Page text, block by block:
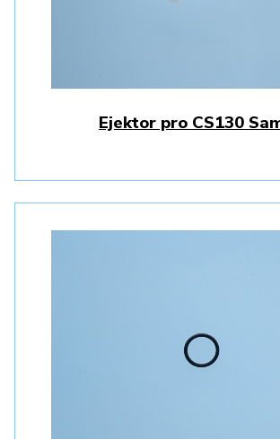
Ejektor pro CS130